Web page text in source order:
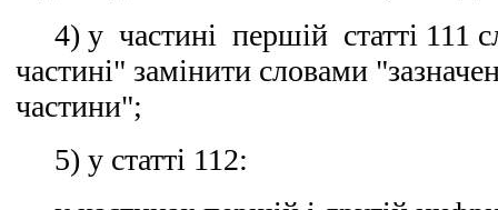
4) у частині першій статті 111
частині" замінити словами
частини";
5) у статті 112: